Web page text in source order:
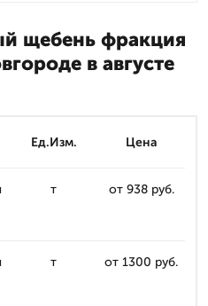
щебень фракция
в августе
Ед.Изм. Цена
т от 938 руб.
т от 1300 руб.